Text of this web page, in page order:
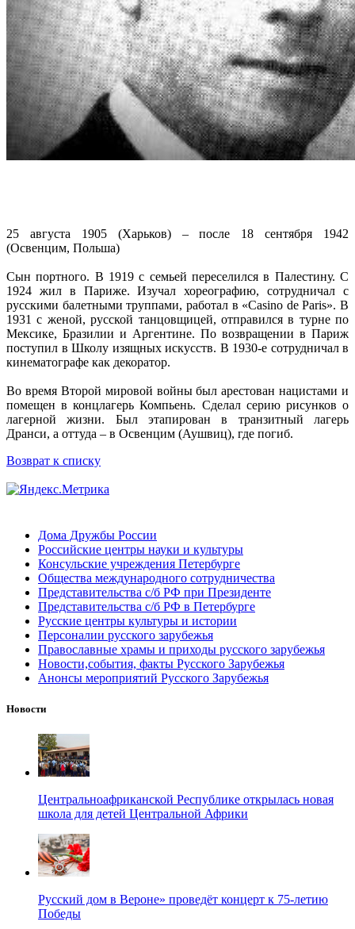
25 августа 1905 (Харьков) – после 18 сентября 1942
(Освенцим, Польша)
Сын портного. В 1919 с семьей переселился в Палестину. С
1924 жил в Париже. Изучал хореографию, сотрудничал с
русскими балетными труппами, работал в «Casino de Paris». В
1931 с женой, русской танцовщицей, отправился в турне по
Мексике, Бразилии и Аргентине. По возвращении в Париж
поступил в Школу изящных искусств. В 1930-е сотрудничал в
кинематографе как декоратор.
Во время Второй мировой войны был арестован нацистами и
помещен в концлагерь Компьень. Сделал серию рисунков о
лагерной жизни. Был этапирован в транзитный лагерь
Дранси, а оттуда – в Освенцим (Аушвиц), где погиб.
Возврат к списку
Дома Дружбы России
Российские центры науки и культуры
Консульские учреждения Петербурге
Общества международного сотрудничества
Представительства с/б РФ при Президенте
Представительства с/б РФ в Петербурге
Русские центры культуры и истории
Персоналии русского зарубежья
Православные храмы и приходы русского зарубежья
Новости,события, факты Русского Зарубежья
Анонсы мероприятий Русского Зарубежья
Новости
Центральноафриканской Республике открылась новая
школа для детей Центральной Африки
Русский дом в Вероне» проведёт концерт к 75-летию
Победы